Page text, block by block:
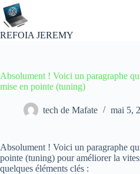
Passer
au
contenu
REFOIA JEREMY
Absolument ! Voici un paragraphe
mise en pointe (tuning)
tech de Mafate mai 5,
Absolument ! Voici un paragraphe
pointe (tuning) pour améliorer la
quelques éléments clés :